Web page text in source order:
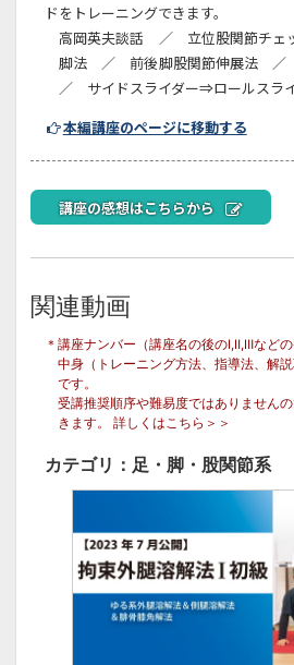
ドをトレーニングできます。
高岡英夫談話 ／ 立位股関節チ
脚法 ／ 前後脚股関節伸展法 ／
／ サイドスライダー⇒ロールスラ
本編講座のページに移動する
講座の感想はこちらから
関連動画
＊講座ナンバー（講座名の後のⅠ,Ⅱ,Ⅲなど
中身（トレーニング方法、指導法、解
です。
受講推奨順序や難易度ではありません
きます。 詳しくはこちら＞＞
カテゴリ：足・脚・股関節系